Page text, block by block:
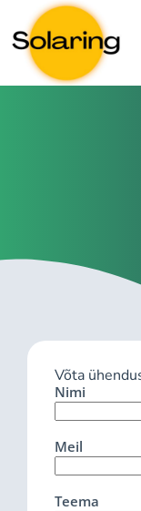
Võta
Nimi
Meil
Teema